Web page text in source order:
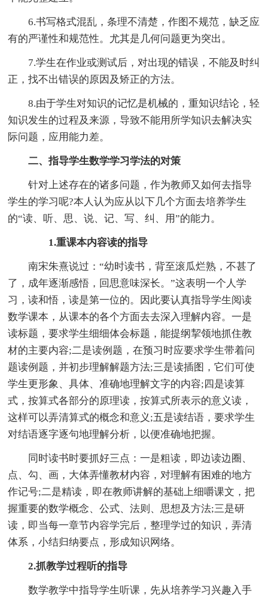
6.书写格式混乱，条理不清楚，作图不规范，缺乏应
有的严谨性和规范性。尤其是几何问题更为突出。
7.学生在作业或测试后，对出现的错误，不能及时纠
正，找不出错误的原因及矫正的方法。
8.由于学生对知识的记忆是机械的，重知识结论，轻
知识发生的过程及来源，导致不能用所学知识去解决实
际问题，应用能力差。
二、指导学生数学学习学法的对策
针对上述存在的诸多问题，作为教师又如何去指导
学生的学习呢?本人认为应从以下几个方面去培养学生
的“读、听、思、说、记、写、纠、用”的能力。
1.重课本内容读的指导
南宋朱熹说过：“幼时读书，背至滚瓜烂熟，不甚了
了，成年逐渐感悟，回思意味深长。”这表明一个人学
习，读和悟，读是第一位的。因此要认真指导学生阅读
数学课本，从课本的各个方面去去深入理解内容。一是
读标题，要求学生细细体会标题，能提纲挈领地抓住教
材的主要内容;二是读例题，在预习时应要求学生带着问
题读例题，并初步理解解题方法;三是读插图，它们可使
学生更形象、具体、准确地理解文字的内容;四是读算
式，按算式各部分的原理读，按算式所表示的意义读，
这样可以弄清算式的概念和意义;五是读结语，要求学生
对结语逐字逐句地理解分析，以便准确地把握。
同时读书时要抓好三点：一是粗读，即边读边圈、
点、勾、画，大体弄懂教材内容，对理解有困难的地方
作记号;二是精读，即在教师讲解的基础上细嚼课文，把
握重要的数学概念、公式、法则、思想及方法;三是研
读，即当每一章节内容学完后，整理学过的知识，弄清
体系，小结归纳要点，形成知识网络。
2.抓教学过程听的指导
数学教学中指导学生听课，先从培养学习兴趣入手